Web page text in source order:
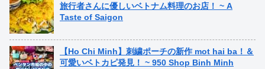
旅行者さんに優しいベトナム料理のお店！ ~ A
Taste of Saigon
【Ho Chi Minh】刺繍ポーチの新作 mot hai ba！＆
可愛いベトカピ発見！ ~ 950 Shop Binh Minh